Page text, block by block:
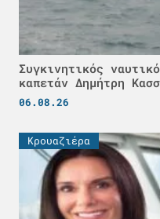
Συγκινητικός
καπετάν Δημήτρη
06.08.26
Κρουαζιέρα